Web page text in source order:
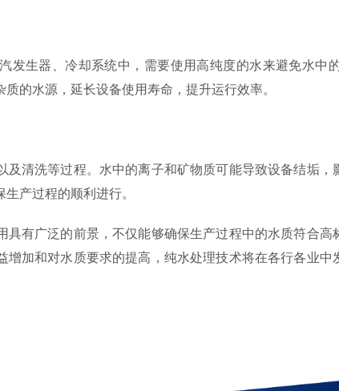
生器、冷却系统中，需要使用高纯度的水来避免水中
的水源，延长设备使用寿命，提升运行效率。
清洗等过程。水中的离子和矿物质可能导致设备结垢，
产过程的顺利进行。
有广泛的前景，不仅能够确保生产过程中的水质符合高
增加和对水质要求的提高，纯水处理技术将在各行各业